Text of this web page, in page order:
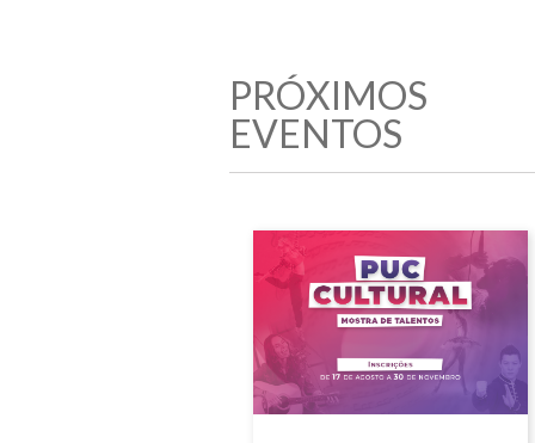
PRÓXIMOS
EVENTOS